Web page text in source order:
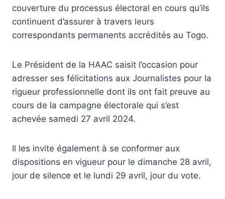
couverture du processus électoral en cours qu’ils
continuent d’assurer à travers leurs
correspondants permanents accrédités au Togo.
Le Président de la HAAC saisit l’occasion pour
adresser ses félicitations aux Journalistes pour la
rigueur professionnelle dont ils ont fait preuve au
cours de la campagne électorale qui s’est
achevée samedi 27 avril 2024.
Il les invite également à se conformer aux
dispositions en vigueur pour le dimanche 28 avril,
jour de silence et le lundi 29 avril, jour du vote.